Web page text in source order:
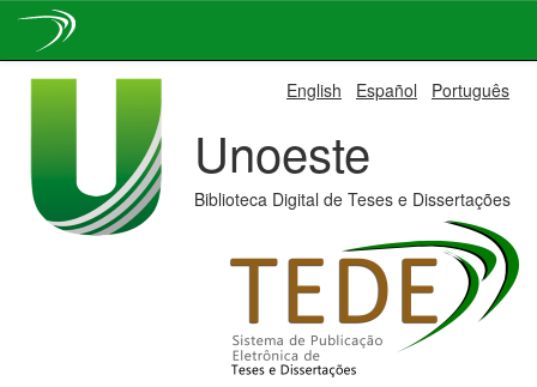
English Español Português
Unoeste
Biblioteca Digital de Teses e Dissertações